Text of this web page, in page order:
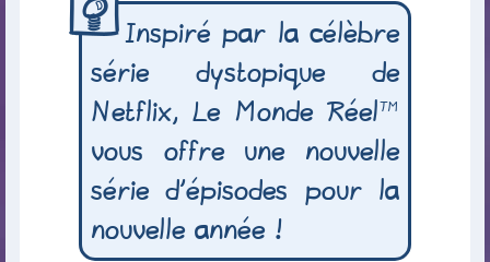
Inspiré par la célèbre
série dystopique de
Netflix, Le Monde Réel™
vous offre une nouvelle
série d’épisodes pour la
nouvelle année !